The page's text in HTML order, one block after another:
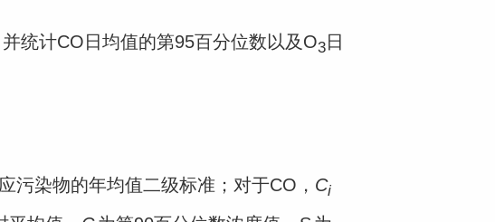
统计CO日均值的第95百分位数以及O3 日
污染物的年均值二级标准；对于CO， Ci